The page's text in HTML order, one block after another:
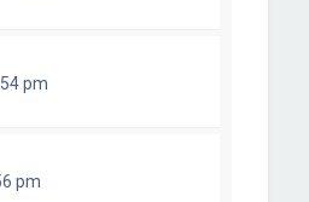
pm
pm